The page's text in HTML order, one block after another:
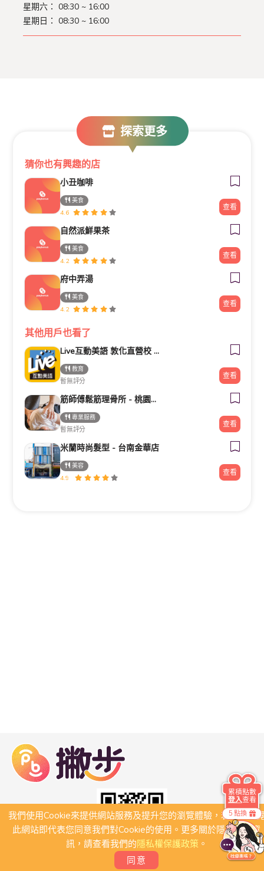
星期六： 08:30 ~ 16:00
星期日： 08:30 ~ 16:00
探索更多
猜你也有興趣的店
小丑咖啡
美食
4.6
查看
自然派鮮果茶
美食
4.2
查看
府中弄湯
美食
4.2
查看
其他用戶也看了
Live互動美語 敦化直營校 小一先修｜幼兒美語班｜兒童美語班｜自然發音班｜全民英檢班｜
教育
暫無評分
查看
筋師傅鬆筋理骨所 - 桃園整復/推拿/民俗療法/整骨
專業服務
暫無評分
查看
米蘭時尚髮型 - 台南金華店
美容
4.9
查看
我們使用Cookie來提供網站服務及提升您的瀏覽體驗，若繼續瀏
此網站即代表您同意我們對Cookie的使用。更多關於隱私保護資
訊，請查看我們的隱私權保護政策。
同意
5 點換
累積點數
登入查看